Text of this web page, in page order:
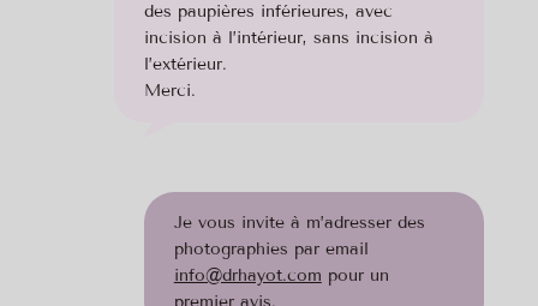
des paupières inférieures, avec
incision à l’intérieur, sans incision à
l’extérieur.
Merci.
Je vous invite à m’adresser des
photographies par email
info@drhayot.com pour un